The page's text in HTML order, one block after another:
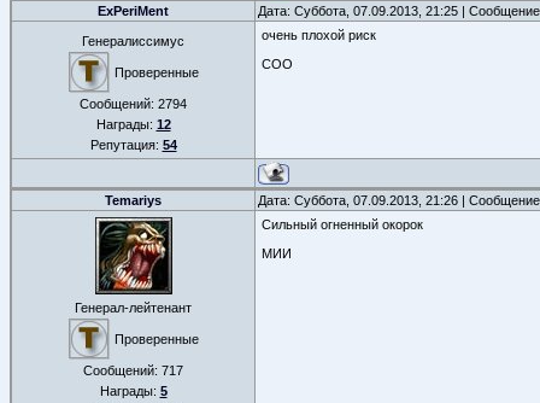
ExPeriMent Дата: Суббота, 07.09.2013, 21:25 |
Генералиссимус
Проверенные
Сообщений: 2794
Награды: 12
Репутация: 54
очень плохой риск
COO
Temariys Дата: Суббота, 07.09.2013, 21:26 |
Генерал-лейтенант
Проверенные
Сообщений: 717
Награды: 5
Сильный огненный окорок
МИИ